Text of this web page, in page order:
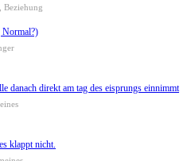
Beziehung
danach direkt am tag des eisprungs einnimmt
klappt nicht.